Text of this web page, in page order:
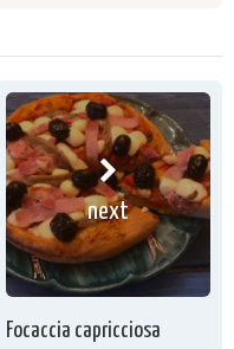
next
Focaccia capricciosa